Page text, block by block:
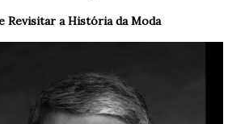
Revisitar a História da Moda